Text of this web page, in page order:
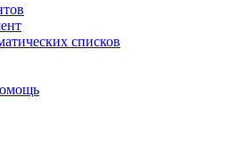
списков